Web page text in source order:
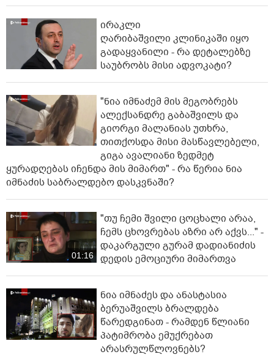
ირაკლი
ღარიბაშვილი კლინიკაში იყო
გადაყვანილი - რა დეტალებზე
საუბრობს მისი ადვოკატი?
"ნია იმნაძემ მის მეგობრებს
ალექსანდრე გაბაშვილს და
გიორგი მალანიას უთხრა,
თითქოსდა მისი მასწავლებელი,
გიგა ავალიანი ზედმეტ
ყურადღებას იჩენდა მის მიმართ" - რა წერია ნია
იმნაძის საბრალდებო დასკვნაში?
01:16
"თუ ჩემი შვილი ცოცხალი არაა,
ჩემს ცხოვრებას აზრი არ აქვს..." -
დაკარგული გურამ დადიანიძის
დედის ემოციური მიმართვა
ნია იმნაძეს და ანასტასია
ბერუაშვილს ბრალდება
წარედგინათ - რამდენ წლიანი
პატიმრობა ემუქრებათ
არასრულწლოვნებს?